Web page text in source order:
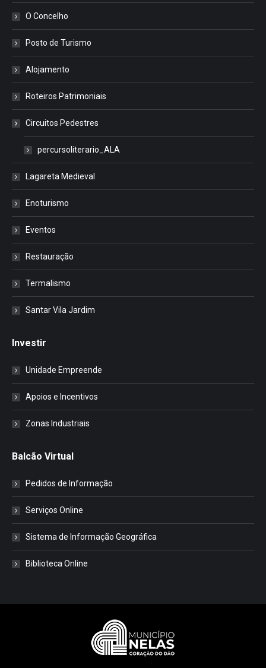
O Concelho
Posto de Turismo
Alojamento
Roteiros Patrimoniais
Circuitos Pedestres
percursoliterario_ALA
Lagareta Medieval
Enoturismo
Eventos
Restauração
Termalismo
Santar Vila Jardim
Investir
Unidade Empreende
Apoios e Incentivos
Zonas Industriais
Balcão Virtual
Pedidos de Informação
Serviços Online
Sistema de Informação Geográfica
Biblioteca Online